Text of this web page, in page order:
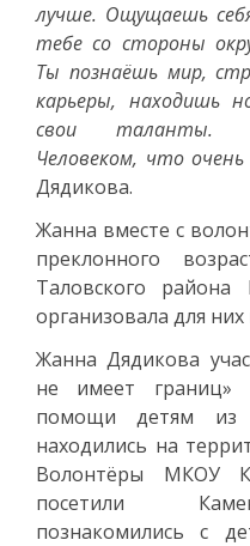
лучше. Ощущаешь
тебе со стороны
Ты познаёшь мир,
карьеры, находишь
свои таланты.
Человеком, что
Дядикова.
Жанна вместе с
преклонного
Таловского района
организовала для
Жанна Дядикова
не имеет границ»
помощи детям
находились на
Волонтёры МКОУ
посетили
познакомились с